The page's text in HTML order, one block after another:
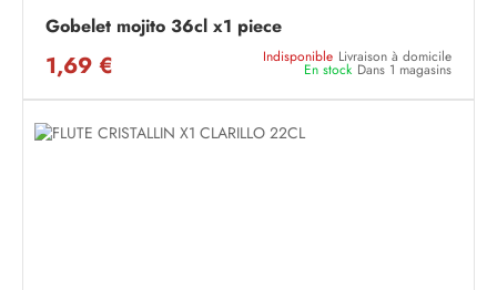
Gobelet mojito 36cl x1 piece
1,69 € Indisponible Livraison à domicile
En stock Dans 1 magasins